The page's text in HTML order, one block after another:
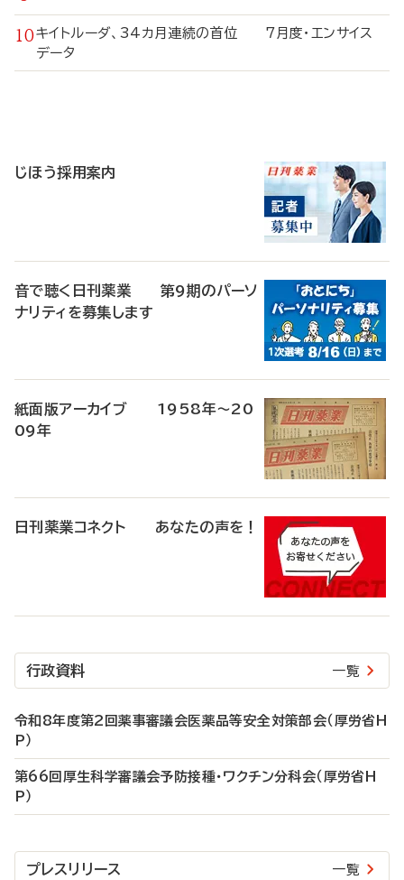
キイトルーダ、34カ月連続の首位 7月度・エンサイス
データ
じほう採用案内
音で聴く日刊薬業 第9期のパーソ
ナリティを募集します
紙面版アーカイブ 1958年～20
09年
日刊薬業コネクト あなたの声を！
行政資料 一覧
令和8年度第2回薬事審議会医薬品等安全対策部会（厚労省H
P）
第66回厚生科学審議会予防接種・ワクチン分科会（厚労省H
P）
プレスリリース 一覧